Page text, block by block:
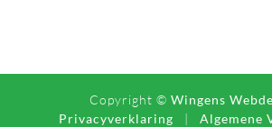
Copyright © Wingens
Privacyverklaring | Algemene